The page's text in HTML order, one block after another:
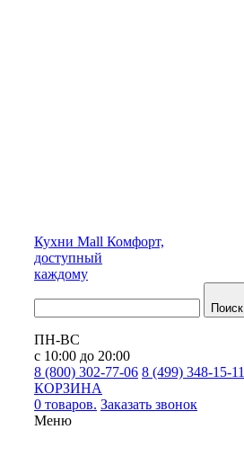
Кухни Mall Комфорт,
доступный
каждому
Поиск
ПН-ВС
с 10:00 до 20:00
8 (800) 302-77-06 8 (499) 348-15-11
КОРЗИНА
0 товаров. Заказать звонок
Меню